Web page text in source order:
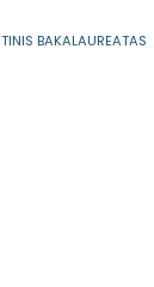
BAKALAUREATAS